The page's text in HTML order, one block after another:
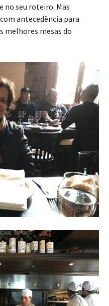
no seu roteiro. Mas
antecedência para
melhores mesas do